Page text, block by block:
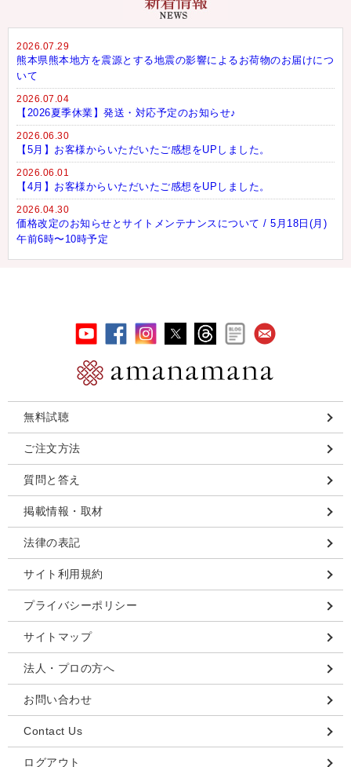
2026.07.29
熊本県熊本地方を震源とする地震の影響によるお荷物のお届けにつ
いて
2026.07.04
【2026夏季休業】発送・対応予定のお知らせ♪
2026.06.30
【5月】お客様からいただいたご感想をUPしました。
2026.06.01
【4月】お客様からいただいたご感想をUPしました。
2026.04.30
価格改定のお知らせとサイトメンテナンスについて / 5月18日(月)
午前6時〜10時予定
無料試聴
ご注文方法
質問と答え
掲載情報・取材
法律の表記
サイト利用規約
プライバシーポリシー
サイトマップ
法人・プロの方へ
お問い合わせ
Contact Us
ログアウト